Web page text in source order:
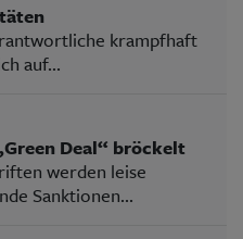
krampfhaft
auf...
Deal“ bröckelt
werden leise
Sanktionen...